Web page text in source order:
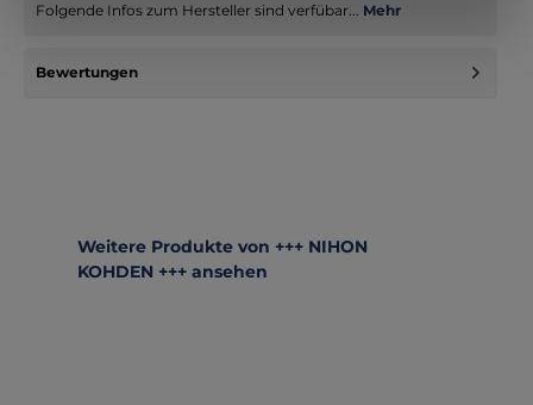
Folgende Infos zum Hersteller sind verfübar... Mehr
Bewertungen
Produktgalerie überspringen
Weitere Produkte von +++ NIHON
KOHDEN +++ ansehen